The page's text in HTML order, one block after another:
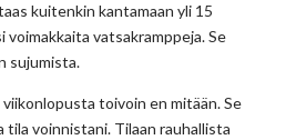
kuitenkin kantamaan yli 15
vatsakramppeja. Se
sujumista.
toivoin en mitään. Se
tila voinnistani. Tilaan rauhallista